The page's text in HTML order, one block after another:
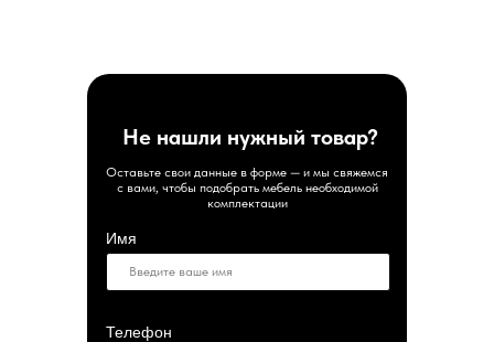
Имя
Телефон
Не нашли нужный товар?
Оставьте свои данные в форме — и мы свяжемся
с вами, чтобы подобрать мебель необходимой
комплектации